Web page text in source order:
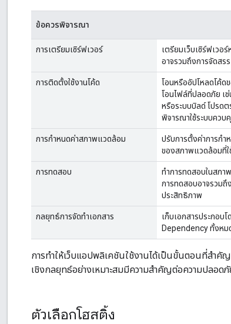
ข้อควรพิจารณา
การเตรียมเซิร์ฟเวอร์
เตรียมเว็บเซิร์ฟเวอ
อาจรวมถึงการจัดสร
การติดตั้งใช้งานโค้ด
โอนหรืออัปโหลดโค้ด
โอนไฟล์ที่ปลอดภัย เ
หรือระบบบิลด์ โปรด
พิจารณาใช้ระบบควบ
การกำหนดค่าสภาพแวดล้อม
ปรับการตั้งค่าการกำ
ของสภาพแวดล้อมที่ใ
การทดสอบ
ทำการทดสอบในสภา
การทดสอบอาจรวม
ประสิทธิภาพ
กลยุทธ์การจัดทำเอกสาร
เก็บเอกสารประกอบ
Dependency ทั้งหม
การทำให้เว็บแอปพลิเคชันใช้งานได้เป็นขั้นตอนที่สำคั
เชิงกลยุทธ์อย่างเหมาะสมมีความสำคัญต่อความปลอด
ตัวเลือกโฮสติ้ง